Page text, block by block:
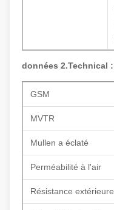
données 2.Technical :
GSM
MVTR
Mullen a éclaté
Perméabilité à l'air
Résistance extérieure